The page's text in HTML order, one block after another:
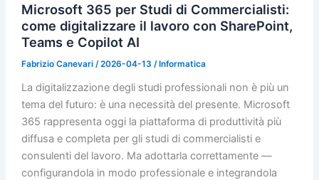
Microsoft 365 per Studi di Commercialisti:
come digitalizzare il lavoro con SharePoint,
Teams e Copilot AI
Fabrizio Canevari /2026-04-13 /Informatica
La digitalizzazione degli studi professionali non è più un
tema del futuro: è una necessità del presente. Microsoft
365 rappresenta oggi la piattaforma di produttività più
diffusa e completa per gli studi di commercialisti e
consulenti del lavoro. Ma adottarla correttamente —
configurandola in modo professionale e integrandola